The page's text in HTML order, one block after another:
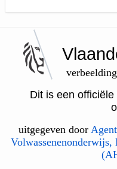
Dit is een
uitgegeven door